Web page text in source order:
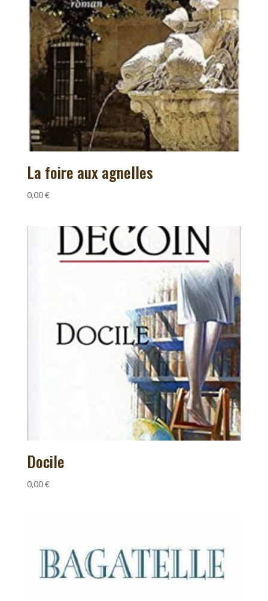
La foire aux agnelles
0,00€
Docile
0,00€